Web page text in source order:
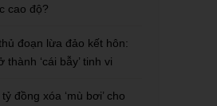
cao độ?
đoạn lừa đảo kết hôn:
thành ‘cái bẫy’ tinh vi
đồng xóa ‘mù bơi’ cho